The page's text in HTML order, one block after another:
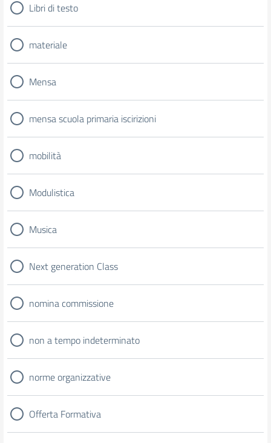
Libri di testo
materiale
Mensa
mensa scuola primaria iscirizioni
mobilità
Modulistica
Musica
Next generation Class
nomina commissione
non a tempo indeterminato
norme organizzative
Offerta Formativa